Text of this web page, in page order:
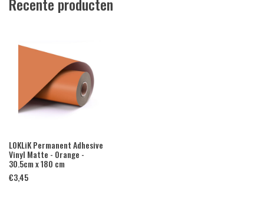
LOKLiK Permanent Adhesive
Vinyl Matte - Orange -
30.5cm x 180 cm
€3,45